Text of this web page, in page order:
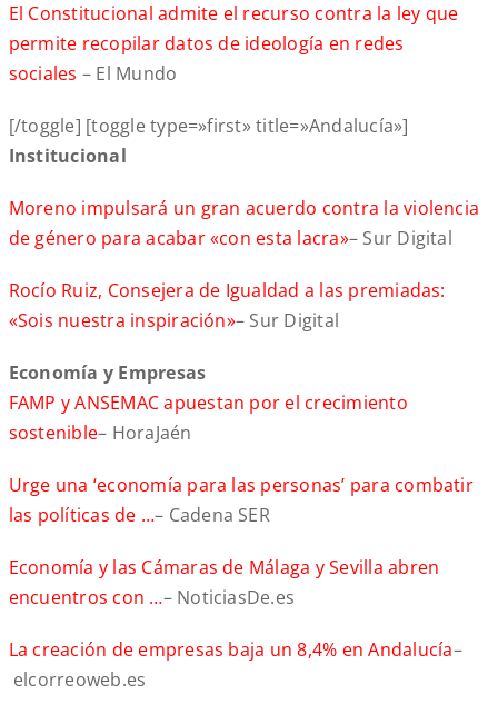
El Constitucional admite el recurso contra la ley que
permite recopilar datos de ideología en redes
sociales – El Mundo
[/toggle] [toggle type=»first» title=»Andalucía»]
Institucional
Moreno impulsará un gran acuerdo contra la violencia
de género para acabar «con esta lacra»– Sur Digital
Rocío Ruiz, Consejera de Igualdad a las premiadas:
«Sois nuestra inspiración»– Sur Digital
Economía y Empresas
FAMP y ANSEMAC apuestan por el crecimiento
sostenible– HoraJaén
Urge una ‘economía para las personas’ para combatir
las políticas de …– Cadena SER
Economía y las Cámaras de Málaga y Sevilla abren
encuentros con …– NoticiasDe.es
La creación de empresas baja un 8,4% en Andalucía–
elcorreoweb.es